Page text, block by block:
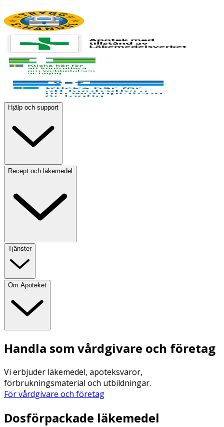
Hjälp och support
Recept och läkemedel
Tjänster
Om Apoteket
Handla som vårdgivare och företag
Vi erbjuder läkemedel, apoteksvaror,
förbrukningsmaterial och utbildningar.
För vårdgivare och företag
Dosförpackade läkemedel